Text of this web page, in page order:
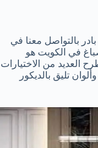
بالتواصل معنا في
في الكويت هو
العديد من الاختيارات
تليق بالديكور